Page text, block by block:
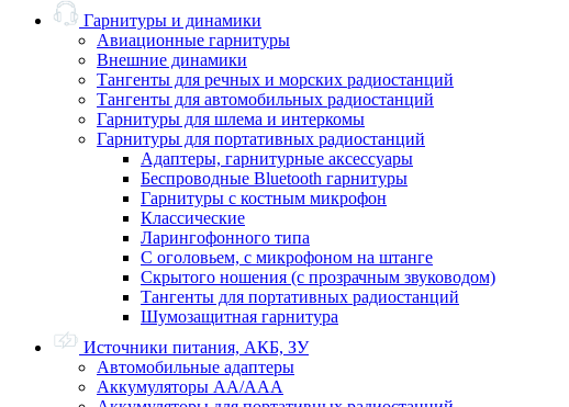
Гарнитуры и динамики
Авиационные гарнитуры
Внешние динамики
Тангенты для речных и морских радиостанций
Тангенты для автомобильных радиостанций
Гарнитуры для шлема и интеркомы
Гарнитуры для портативных радиостанций
Адаптеры, гарнитурные аксессуары
Беспроводные Bluetooth гарнитуры
Гарнитуры с костным микрофон
Классические
Ларингофонного типа
С оголовьем, с микрофоном на штанге
Скрытого ношения (с прозрачным звуководом)
Тангенты для портативных радиостанций
Шумозащитная гарнитура
Источники питания, АКБ, ЗУ
Автомобильные адаптеры
Аккумуляторы АА/ААА